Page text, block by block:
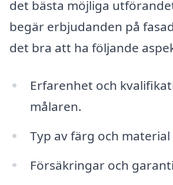
det bästa möjliga
begär erbjudanden på
det bra att ha följande
Erfarenhet och
målaren.
Typ av färg och
Försäkringar och